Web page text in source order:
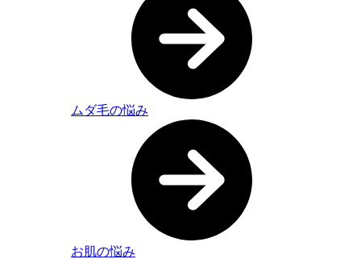
ムダ毛の悩み
お肌の悩み